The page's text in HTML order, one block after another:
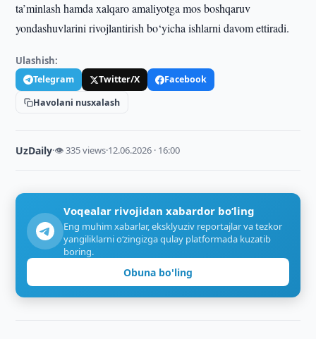
ta’minlash hamda xalqaro amaliyotga mos boshqaruv
yondashuvlarini rivojlantirish bo‘yicha ishlarni davom ettiradi.
Ulashish:
Telegram Twitter/X
Facebook
Havolani nusxalash
UzDaily·👁 335 views·12.06.2026 · 16:00
Voqealar rivojidan xabardor bo‘ling
Eng muhim xabarlar, eksklyuziv reportajlar va tezkor
yangiliklarni o‘zingizga qulay platformada kuzatib
boring.
Obuna bo'ling